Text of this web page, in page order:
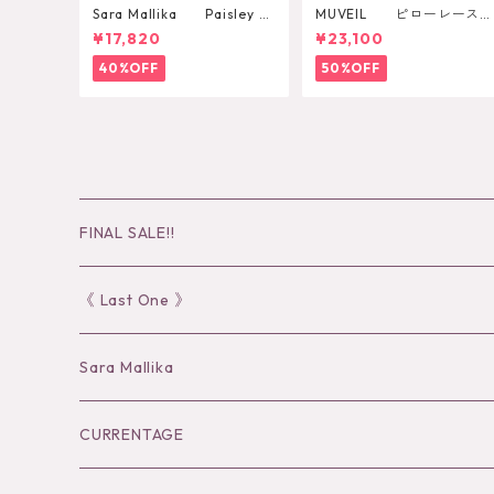
Sara Mallika Paisley Fl
ower Print Dress
¥17,820
40%OFF
MUVEIL ピローレースワ
ンピース
¥23,100
50%OFF
FINAL SALE!!
30％OFF
40％OFF
50％OFF
《 Last One 》
Sara Mallika
Tops
CURRENTAGE